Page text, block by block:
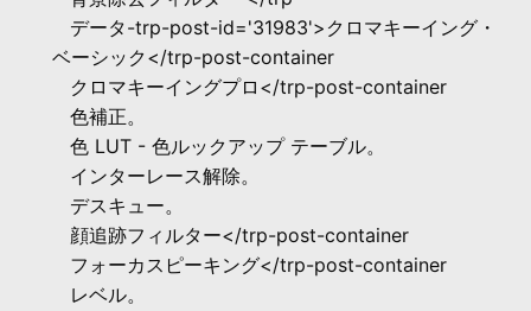
データ-trp-post-id='31983'>クロマキーイング・
ベーシック</trp-post-container
クロマキーイングプロ</trp-post-container
色補正。
色 LUT - 色ルックアップ テーブル。
インターレース解除。
デスキュー。
顔追跡フィルター</trp-post-container
フォーカスピーキング</trp-post-container
レベル。